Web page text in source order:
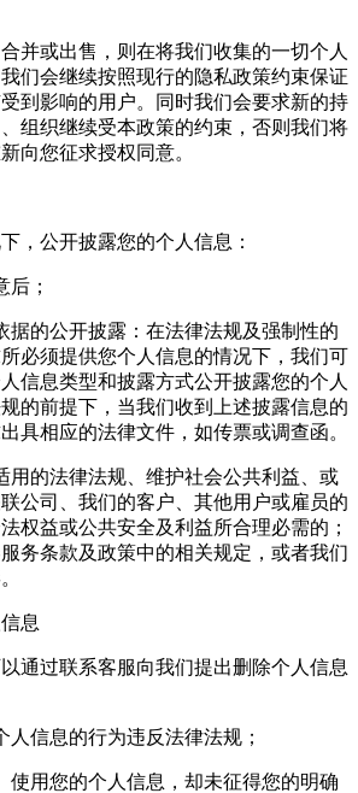
并或出售，则在将我们收集的一切个人
们会继续按照现行的隐私政策约束保证
到影响的用户。同时我们会要求新的持
组织继续受本政策的约束，否则我们将
向您征求授权同意。
，公开披露您的个人信息：
后；
据的公开披露：在法律法规及强制性的
必须提供您个人信息的情况下，我们可
信息类型和披露方式公开披露您的个人
的前提下，当我们收到上述披露信息的
具相应的法律文件，如传票或调查函。
用的法律法规、维护社会公共利益、或
公司、我们的客户、其他用户或雇员的
权益或公共安全及利益所合理必需的；
务条款及政策中的相关规定，或者我们
息
通过联系客服向我们提出删除个人信息
人信息的行为违反法律法规；
使用您的个人信息，却未征得您的明确